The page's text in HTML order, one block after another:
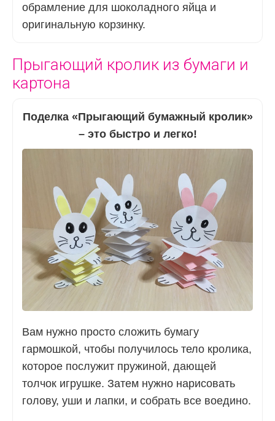
обрамление для шоколадного яйца и
оригинальную корзинку.
Прыгающий кролик из бумаги и
картона
Поделка «Прыгающий бумажный кролик»
– это быстро и легко!
Вам нужно просто сложить бумагу
гармошкой, чтобы получилось тело кролика,
которое послужит пружиной, дающей
толчок игрушке. Затем нужно нарисовать
голову, уши и лапки, и собрать все воедино.